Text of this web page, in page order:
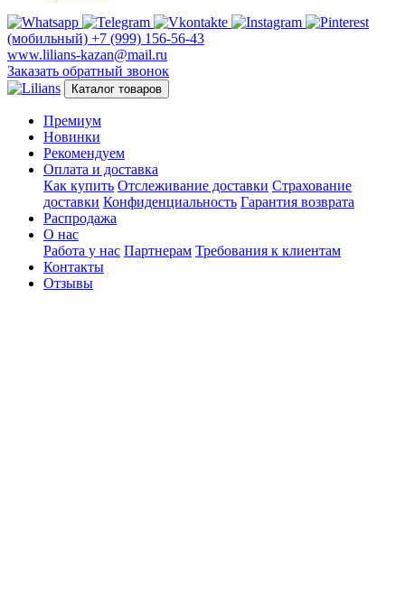
(мобильный) +7 (999) 156-56-43
www.lilians-kazan@mail.ru
Заказать обратный звонок
Каталог товаров
Премиум
Новинки
Рекомендуем
Оплата и доставка
Как купить Отслеживание доставки Страхование
доставки Конфиденциальность Гарантия возврата
Распродажа
О нас
Работа у нас Партнерам Требования к клиентам
Контакты
Отзывы